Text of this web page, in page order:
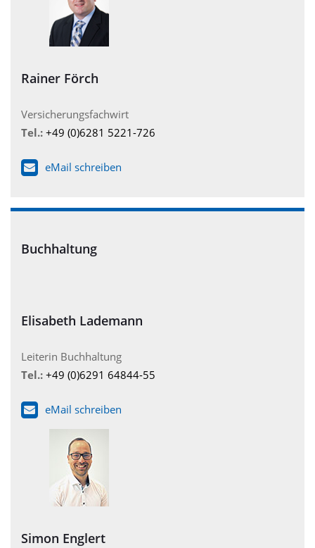
Rainer Förch
Versicherungsfachwirt
Tel.: +49 (0)6281 5221-726
eMail schreiben
Buchhaltung
Elisabeth Lademann
Leiterin Buchhaltung
Tel.: +49 (0)6291 64844-55
eMail schreiben
Simon Englert